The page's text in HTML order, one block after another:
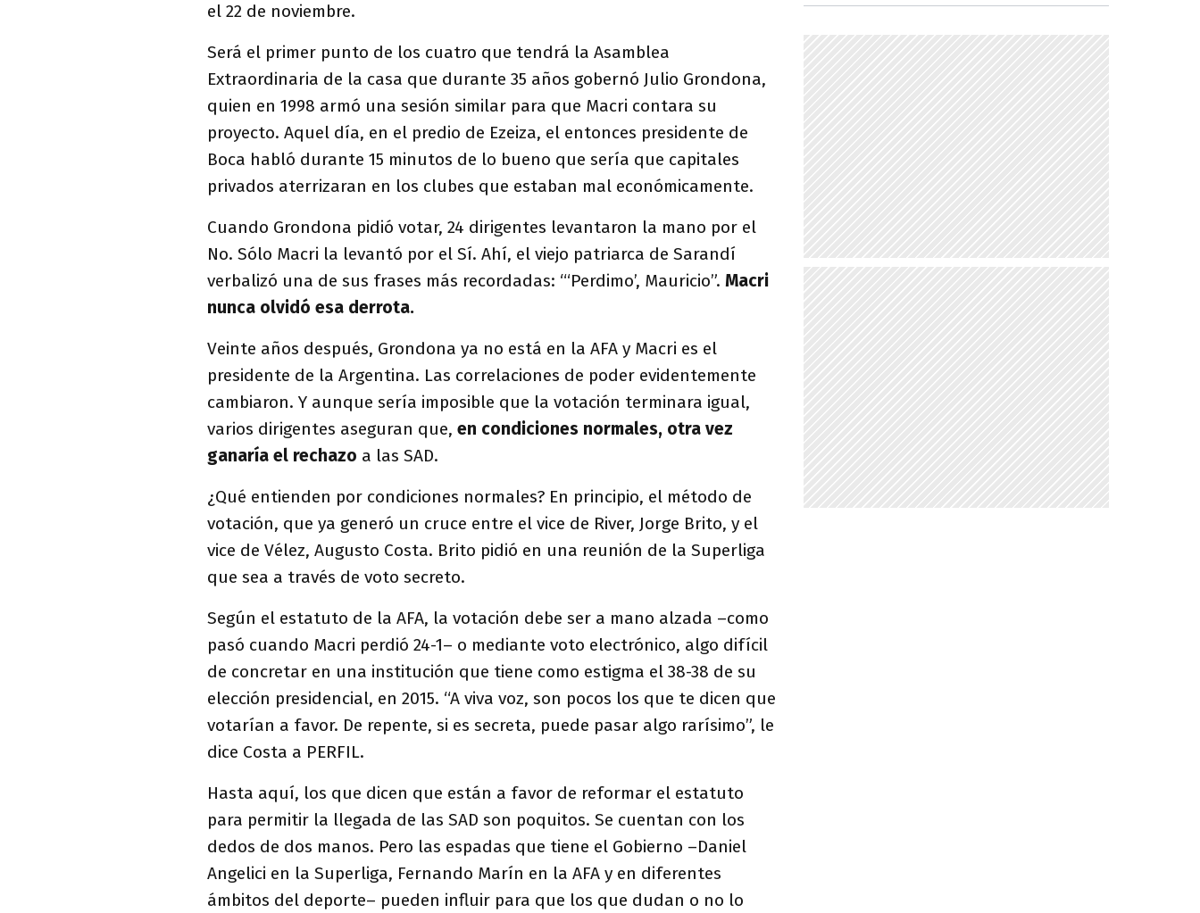
el 22 de noviembre.
Será el primer punto de los cuatro que tendrá la Asamblea
Extraordinaria de la casa que durante 35 años gobernó Julio Grondona,
quien en 1998 armó una sesión similar para que Macri contara su
proyecto. Aquel día, en el predio de Ezeiza, el entonces presidente de
Boca habló durante 15 minutos de lo bueno que sería que capitales
privados aterrizaran en los clubes que estaban mal económicamente.
Cuando Grondona pidió votar, 24 dirigentes levantaron la mano por el
No. Sólo Macri la levantó por el Sí. Ahí, el viejo patriarca de Sarandí
verbalizó una de sus frases más recordadas: “‘Perdimo’, Mauricio”. Macri
nunca olvidó esa derrota.
Veinte años después, Grondona ya no está en la AFA y Macri es el
presidente de la Argentina. Las correlaciones de poder evidentemente
cambiaron. Y aunque sería imposible que la votación terminara igual,
varios dirigentes aseguran que, en condiciones normales, otra vez
ganaría el rechazo a las SAD.
¿Qué entienden por condiciones normales? En principio, el método de
votación, que ya generó un cruce entre el vice de River, Jorge Brito, y el
vice de Vélez, Augusto Costa. Brito pidió en una reunión de la Superliga
que sea a través de voto secreto.
Según el estatuto de la AFA, la votación debe ser a mano alzada –como
pasó cuando Macri perdió 24-1– o mediante voto electrónico, algo difícil
de concretar en una institución que tiene como estigma el 38-38 de su
elección presidencial, en 2015. “A viva voz, son pocos los que te dicen que
votarían a favor. De repente, si es secreta, puede pasar algo rarísimo”, le
dice Costa a PERFIL.
Hasta aquí, los que dicen que están a favor de reformar el estatuto
para permitir la llegada de las SAD son poquitos. Se cuentan con los
dedos de dos manos. Pero las espadas que tiene el Gobierno –Daniel
Angelici en la Superliga, Fernando Marín en la AFA y en diferentes
ámbitos del deporte– pueden influir para que los que dudan o no lo